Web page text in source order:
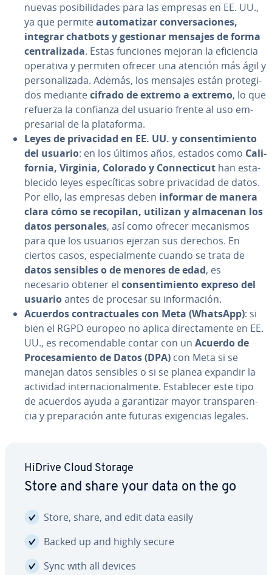
nuevas po­si­bi­li­da­des para las empresas en EE. UU.,
ya que permiteau­to­ma­ti­zar co­n­ve­r­sa­cio­nes,
integrar chatbots y gestionar mensajes de forma
ce­n­tra­li­za­da. Estas funciones mejoran la efi­cie­n­cia
operativa y permiten ofrecer una atención más ágil y
pe­r­so­na­li­za­da. Además, los mensajes están pro­te­gi­
dos mediantecifrado de extremo a extremo, lo que
refuerza la confianza del usuario frente al uso em­
pre­sa­rial de la pla­ta­fo­r­ma.
Leyes de pri­va­ci­dad en EE. UU. y co­n­se­n­ti­mie­n­to
del usuario: en los últimos años, estados como Ca­li­
fo­r­nia, Virginia, Colorado y Co­n­ne­c­ti­cut han es­ta­
ble­ci­do leyes es­pe­cí­fi­cas sobre pri­va­ci­dad de datos.
Por ello, las empresas deben informar de manera
clara cómo se recopilan, utilizan y almacenan los
datos pe­r­so­na­les, así como ofrecer me­ca­ni­s­mos
para que los usuarios ejerzan sus derechos. En
ciertos casos, es­pe­cia­l­me­n­te cuando se trata de
datos sensibles o de menores de edad, es
necesario obtener el co­n­se­n­ti­mie­n­to expreso del
usuarioantes de procesar su in­fo­r­ma­ción.
Acuerdos co­n­tra­c­tua­les con Meta (WhatsApp): si
bien el RGPD europeo no aplica di­re­c­ta­me­n­te en EE.
UU., es re­co­me­n­da­ble contar con un Acuerdo de
Pro­ce­sa­mie­n­to de Datos (DPA) con Meta si se
manejan datos sensibles o si se planea expandir la
actividad in­te­r­na­cio­na­l­me­n­te. Es­ta­ble­cer este tipo
de acuerdos ayuda a ga­ra­n­ti­zar mayor tra­n­s­pa­re­n­
cia y pre­pa­ra­ción ante futuras exi­ge­n­cias legales.
HiDrive Cloud Storage
Store and share your data on the go
Store, share, and edit data easily
Backed up and highly secure
Sync with all devices